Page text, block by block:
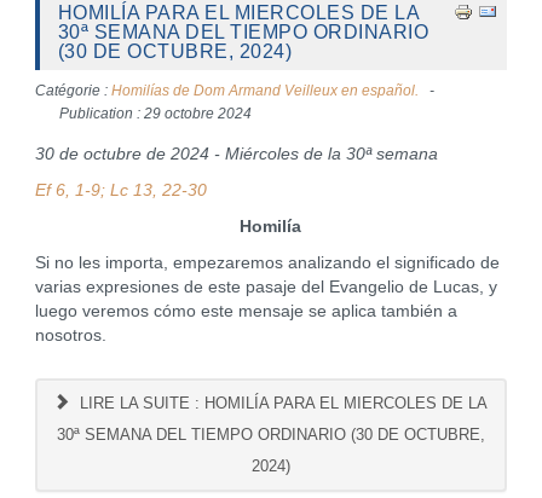
HOMILÍA PARA EL MIERCOLES DE LA
30ª SEMANA DEL TIEMPO ORDINARIO
(30 DE OCTUBRE, 2024)
Catégorie : Homilías de Dom Armand Veilleux en español.
Publication : 29 octobre 2024
30 de octubre de 2024 - Miércoles de la 30ª semana
Ef 6, 1-9; Lc 13, 22-30
Homilía
Si no les importa, empezaremos analizando el significado de
varias expresiones de este pasaje del Evangelio de Lucas, y
luego veremos cómo este mensaje se aplica también a
nosotros.
LIRE LA SUITE : HOMILÍA PARA EL MIERCOLES DE LA
30ª SEMANA DEL TIEMPO ORDINARIO (30 DE OCTUBRE,
2024)